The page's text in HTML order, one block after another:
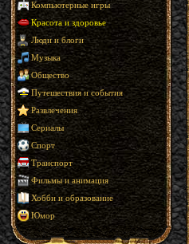
Компьютерные игры
Красота и здоровье
Люди и блоги
Музыка
Общество
Путешествия и события
Развлечения
Сериалы
Спорт
Транспорт
Фильмы и анимация
Хобби и образование
Юмор